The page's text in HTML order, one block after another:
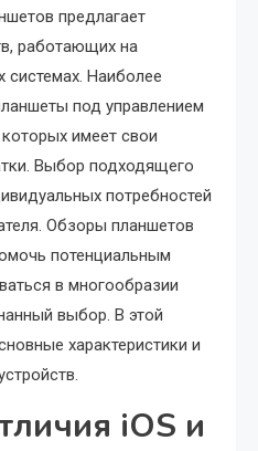
предлагает
работающих на
системах. Наиболее
под управлением
имеет свои
Выбор подходящего
потребностей
Обзоры планшетов
потенциальным
в многообразии
выбор. В этой
характеристики и
iOS и